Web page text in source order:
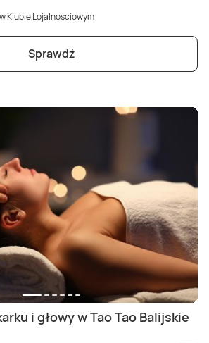
w Klubie Lojalnościowym
Sprawdź
i głowy w Tao Tao Balijskie